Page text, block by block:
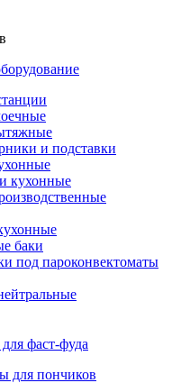
и подставки
кухонные
баки
под пароконвектоматы
фаст-фуда
для пончиков